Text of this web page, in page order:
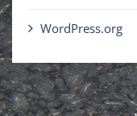
WordPress.org